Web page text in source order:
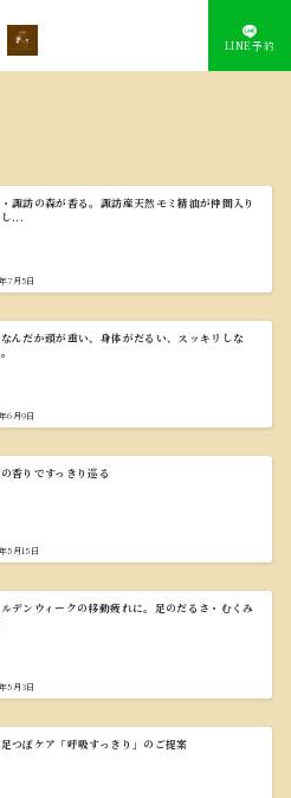
LINE予約
諏訪の森が香る。諏訪産天然モミ精油が仲間入り
し...
7月5日
んだか頭が重い、身体がだるい、スッキリしな
6月9日
香りですっきり巡る
5月15日
デンウィークの移動疲れに。足のだるさ・むくみ
5月3日
つぼケア「呼吸すっきり」のご提案